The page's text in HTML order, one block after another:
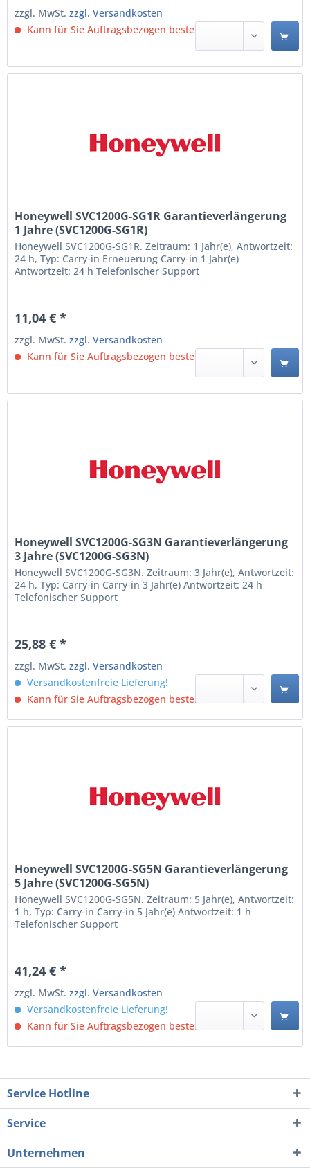
zzgl. MwSt.zzgl. Versandkosten
Kann für Sie Auftragsbezogen bestellt werden.
Honeywell SVC1200G-SG1R Garantieverlängerung
1 Jahre (SVC1200G-SG1R)
Honeywell SVC1200G-SG1R. Zeitraum: 1 Jahr(e), Antwortzeit:
24 h, Typ: Carry-in Erneuerung Carry-in 1 Jahr(e)
Antwortzeit: 24 h Telefonischer Support
11,04 € *
zzgl. MwSt.zzgl. Versandkosten
Kann für Sie Auftragsbezogen bestellt werden.
Honeywell SVC1200G-SG3N Garantieverlängerung
3 Jahre (SVC1200G-SG3N)
Honeywell SVC1200G-SG3N. Zeitraum: 3 Jahr(e), Antwortzeit:
24 h, Typ: Carry-in Carry-in 3 Jahr(e) Antwortzeit: 24 h
Telefonischer Support
25,88 € *
zzgl. MwSt.zzgl. Versandkosten
Versandkostenfreie Lieferung!
Kann für Sie Auftragsbezogen bestellt werden.
Honeywell SVC1200G-SG5N Garantieverlängerung
5 Jahre (SVC1200G-SG5N)
Honeywell SVC1200G-SG5N. Zeitraum: 5 Jahr(e), Antwortzeit:
1 h, Typ: Carry-in Carry-in 5 Jahr(e) Antwortzeit: 1 h
Telefonischer Support
41,24 € *
zzgl. MwSt.zzgl. Versandkosten
Versandkostenfreie Lieferung!
Kann für Sie Auftragsbezogen bestellt werden.
Service Hotline
Service
Unternehmen